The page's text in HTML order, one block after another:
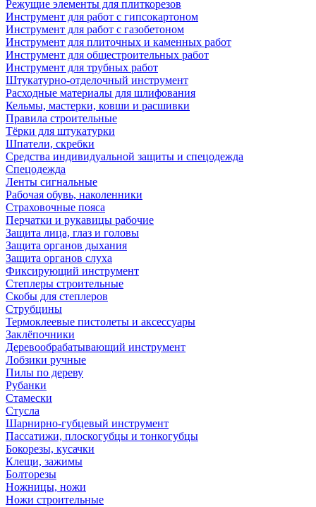
Режущие элементы для плиткорезов
Инструмент для работ с гипсокартоном
Инструмент для работ с газобетоном
Инструмент для плиточных и каменных работ
Инструмент для общестроительных работ
Инструмент для трубных работ
Штукатурно-отделочный инструмент
Расходные материалы для шлифования
Кельмы, мастерки, ковши и расшивки
Правила строительные
Тёрки для штукатурки
Шпатели, скребки
Средства индивидуальной защиты и спецодежда
Спецодежда
Ленты сигнальные
Рабочая обувь, наколенники
Страховочные пояса
Перчатки и рукавицы рабочие
Защита лица, глаз и головы
Защита органов дыхания
Защита органов слуха
Фиксирующий инструмент
Степлеры строительные
Скобы для степлеров
Струбцины
Термоклеевые пистолеты и аксессуары
Заклёпочники
Деревообрабатывающий инструмент
Лобзики ручные
Пилы по дереву
Рубанки
Стамески
Стусла
Шарнирно-губцевый инструмент
Пассатижи, плоскогубцы и тонкогубцы
Бокорезы, кусачки
Клещи, зажимы
Болторезы
Ножницы, ножи
Ножи строительные